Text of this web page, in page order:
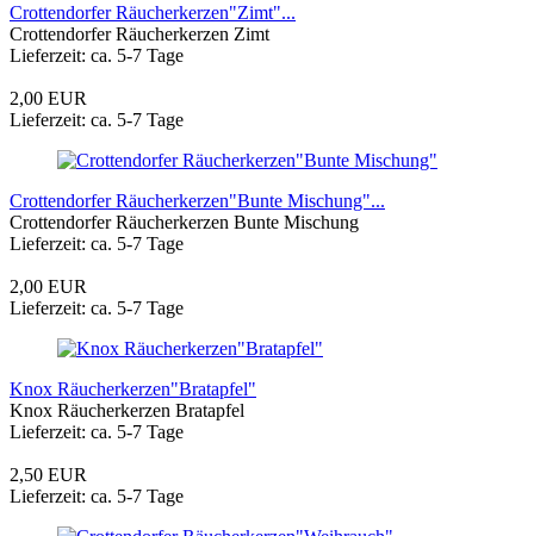
Crottendorfer Räucherkerzen"Zimt"...
Crottendorfer Räucherkerzen Zimt
Lieferzeit: ca. 5-7 Tage
2,00 EUR
Lieferzeit: ca. 5-7 Tage
Crottendorfer Räucherkerzen"Bunte Mischung"...
Crottendorfer Räucherkerzen Bunte Mischung
Lieferzeit: ca. 5-7 Tage
2,00 EUR
Lieferzeit: ca. 5-7 Tage
Knox Räucherkerzen"Bratapfel"
Knox Räucherkerzen Bratapfel
Lieferzeit: ca. 5-7 Tage
2,50 EUR
Lieferzeit: ca. 5-7 Tage